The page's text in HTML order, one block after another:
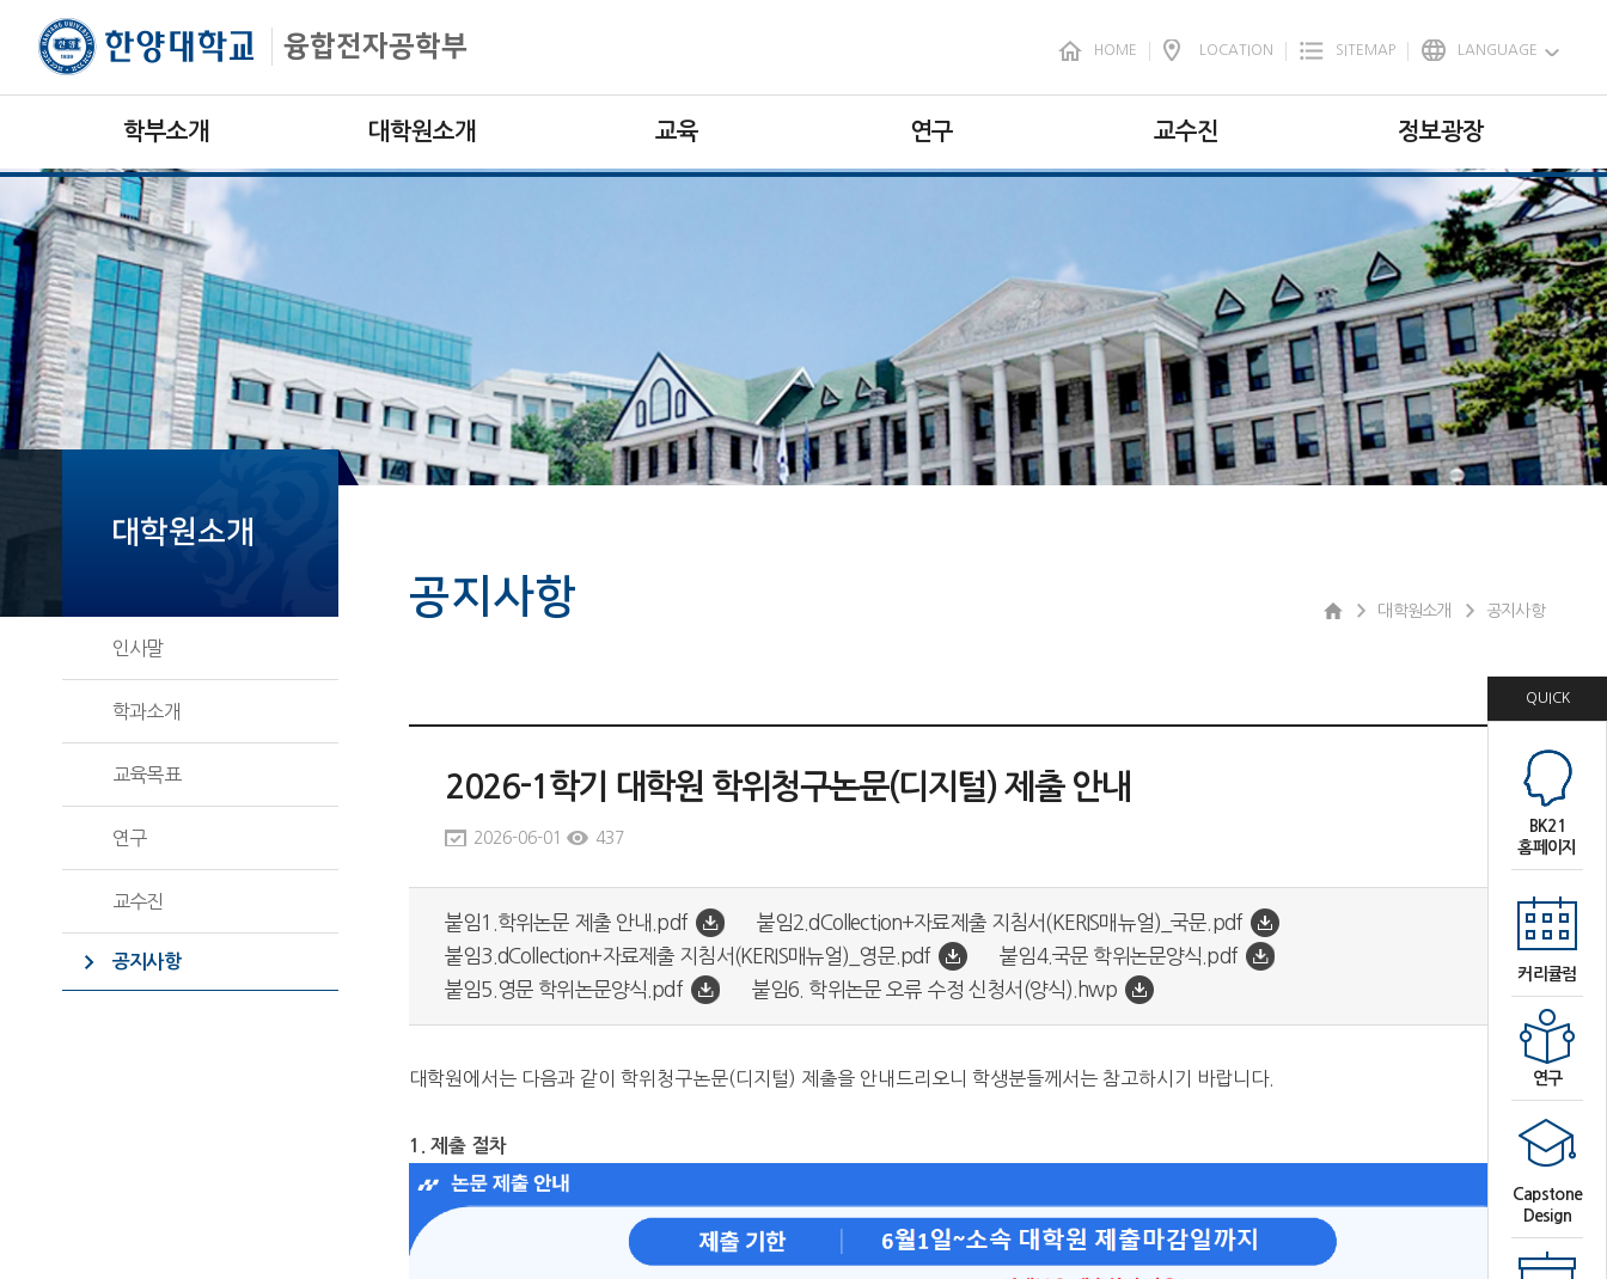
융합전자공학부 HOME LOCATION SITEMAP LANGUAGE
학부소개
인사말
학부소개
교육목표
행정직원
대학원소개
교육목표
연구
교수진
교육 연구
부설연구소
교수진
명예교수
석좌교수
강의전담교수
정보광장
학부소식
학부공지
대학원공지
취업정보
QUICK
BK21
홈페이지
커리큘럼
연구
Capstone
Design
대학원소개
인사말
학과소개
교육목표
연구
교수진
공지사항
공지사항 대학원소개 공지사항
2026-1학기 대학원 학위청구논문(디지털) 제출 안내
2026-06-01 437
붙임1.학위논문 제출 안내.pdf
붙임2.dCollection+자료제출 지침서(KERIS매뉴얼)_국문.pdf
붙임3.dCollection+자료제출 지침서(KERIS매뉴얼)_영문.pdf
붙임4.국문 학위논문양식.pdf
붙임5.영문 학위논문양식.pdf
붙임6. 학위논문 오류 수정 신청서(양식).hwp
대학원에서는 다음과 같이 학위청구논문(디지털) 제출을 안내드리오니 학생분들께서는 참고하시기 바랍니다.
1. 제출 절차